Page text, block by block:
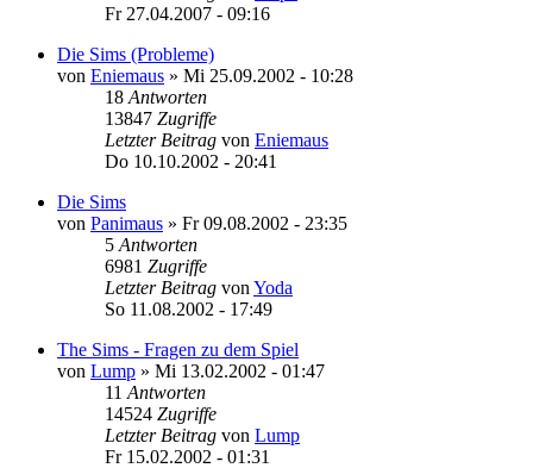
Fr 27.04.2007 - 09:16
Die Sims (Probleme)
von Eniemaus » Mi 25.09.2002 - 10:28
18 Antworten
13847 Zugriffe
Letzter Beitrag von Eniemaus
Do 10.10.2002 - 20:41
Die Sims
von Panimaus » Fr 09.08.2002 - 23:35
5 Antworten
6981 Zugriffe
Letzter Beitrag von Yoda
So 11.08.2002 - 17:49
The Sims - Fragen zu dem Spiel
von Lump » Mi 13.02.2002 - 01:47
11 Antworten
14524 Zugriffe
Letzter Beitrag von Lump
Fr 15.02.2002 - 01:31